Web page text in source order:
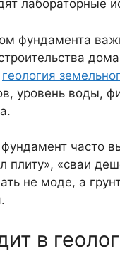
лабораторные
фундамента
геология
уровень воды,
фундамент часто
плиту», «сваи
не моде, а
в